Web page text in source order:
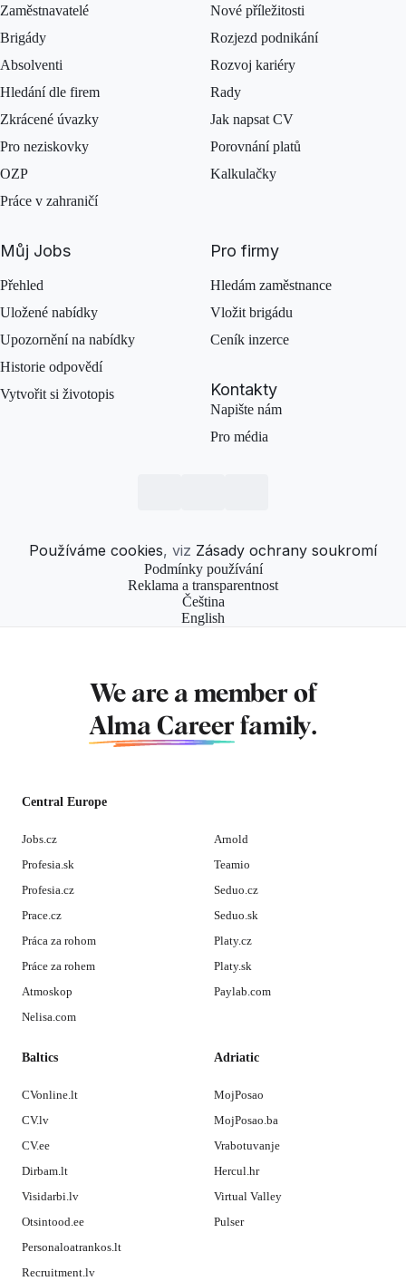
Zaměstnavatelé
Brigády
Absolventi
Hledání dle firem
Zkrácené úvazky
Pro neziskovky
OZP
Práce v zahraničí
Nové příležitosti
Rozjezd podnikání
Rozvoj kariéry
Rady
Jak napsat CV
Porovnání platů
Kalkulačky
Můj Jobs
Přehled
Uložené nabídky
Upozornění na nabídky
Historie odpovědí
Vytvořit si životopis
Pro firmy
Hledám zaměstnance
Vložit brigádu
Ceník inzerce
Kontakty
Napište nám
Pro média
Používáme cookies, viz Zásady ochrany soukromí
Podmínky používání
Reklama a transparentnost
Čeština
English
We are a member of
Alma Career family.
Central Europe
Jobs.cz
Profesia.sk
Profesia.cz
Prace.cz
Práca za rohom
Práce za rohem
Atmoskop
Nelisa.com
Arnold
Teamio
Seduo.cz
Seduo.sk
Platy.cz
Platy.sk
Paylab.com
Baltics
CVonline.lt
CV.lv
CV.ee
Dirbam.lt
Visidarbi.lv
Otsintood.ee
Personaloatrankos.lt
Recruitment.lv
Adriatic
MojPosao
MojPosao.ba
Vrabotuvanje
Hercul.hr
Virtual Valley
Pulser